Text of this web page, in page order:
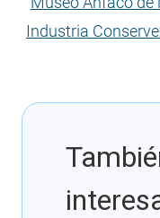
Industria